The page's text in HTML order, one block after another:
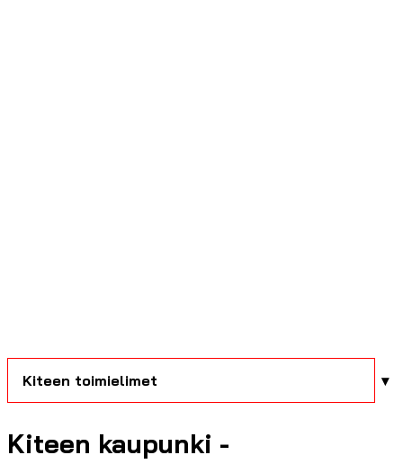
Kiteen toimielimet
Kiteen kaupunki -